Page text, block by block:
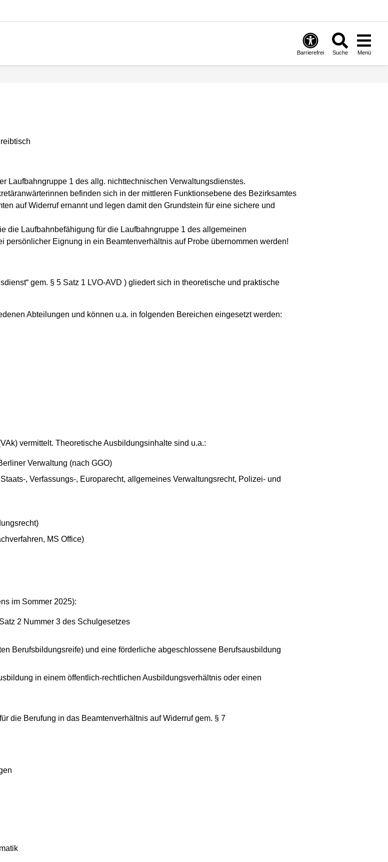
Barrierefrei Suche Menü
Laufbahngruppe 1 des allg. nichttechnischen Verwaltungsdienstes.
befinden sich in der mittleren Funktionsebene des Bezirksamtes
auf Widerruf ernannt und legen damit den Grundstein für eine sichere und
die Laufbahnbefähigung für die Laufbahngruppe 1 des allgemeinen
Eignung in ein Beamtenverhältnis auf Probe übernommen werden!
gem. § 5 Satz 1 LVO-AVD ) gliedert sich in theoretische und praktische
Abteilungen und können u.a. in folgenden Bereichen eingesetzt werden:
vermittelt. Theoretische Ausbildungsinhalte sind u.a.:
Verwaltung (nach GGO)
, Verfassungs-, Europarecht, allgemeines Verwaltungsrecht, Polizei- und
MS Office)
im Sommer 2025):
2 Nummer 3 des Schulgesetzes
Berufsbildungsreife) und eine förderliche abgeschlossene Berufsausbildung
in einem öffentlich-rechtlichen Ausbildungsverhältnis oder einen
die Berufung in das Beamtenverhältnis auf Widerruf gem. § 7